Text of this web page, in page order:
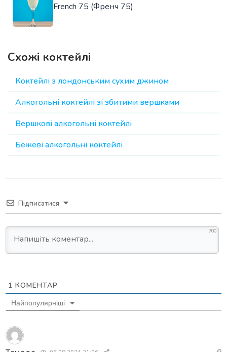
French 75 (Френч 75)
Схожі коктейлі
Коктейлі з лондонським сухим джином
Алкогольні коктейлі зі збитими вершками
Вершкові алкогольні коктейлі
Бежеві алкогольні коктейлі
Підписатися
700
1 КОМЕНТАР
Найпопулярніші